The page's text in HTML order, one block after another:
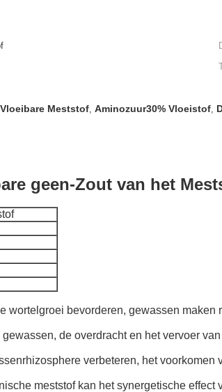
Meststof, Aminozuur30% Vloeistof,
geen-Zout van het
wortelgroei bevorderen, gewassen
de overdracht en het vervoer
verbeteren, het
meststof kan het synergetische